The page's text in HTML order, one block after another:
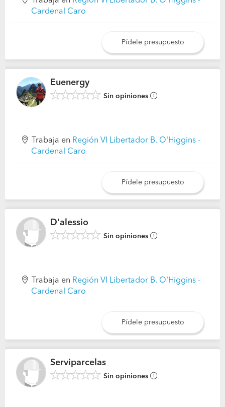
Cardenal Caro
Pídele presupuesto
Euenergy
Sin opiniones
Trabaja en Región VI Libertador B. O'Higgins -
Cardenal Caro
Pídele presupuesto
D'alessio
Sin opiniones
Trabaja en Región VI Libertador B. O'Higgins -
Cardenal Caro
Pídele presupuesto
Serviparcelas
Sin opiniones